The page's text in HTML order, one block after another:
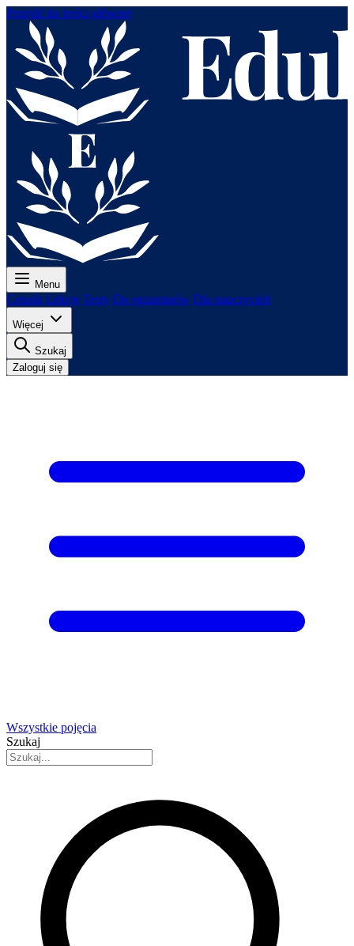
Przejdź do treści głównej
Menu
Cennik Lekcje Testy Do egzaminów Dla nauczycieli
Więcej
Szukaj
Zaloguj się
Wszystkie pojęcia
Szukaj